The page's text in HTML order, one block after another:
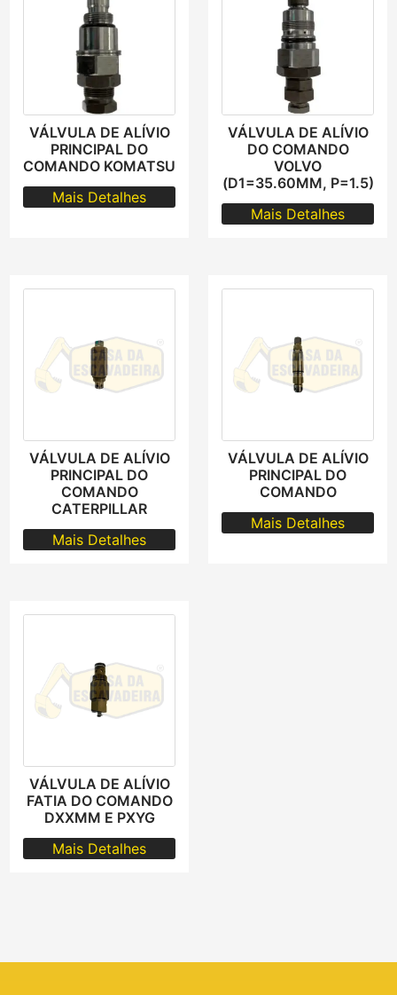
VÁLVULA DE ALÍVIO
PRINCIPAL DO
COMANDO KOMATSU
Mais Detalhes
VÁLVULA DE ALÍVIO
DO COMANDO
VOLVO
(D1=35.60MM, P=1.5)
Mais Detalhes
VÁLVULA DE ALÍVIO
PRINCIPAL DO
COMANDO
CATERPILLAR
Mais Detalhes
VÁLVULA DE ALÍVIO
PRINCIPAL DO
COMANDO
Mais Detalhes
VÁLVULA DE ALÍVIO
FATIA DO COMANDO
DXXMM E PXYG
Mais Detalhes